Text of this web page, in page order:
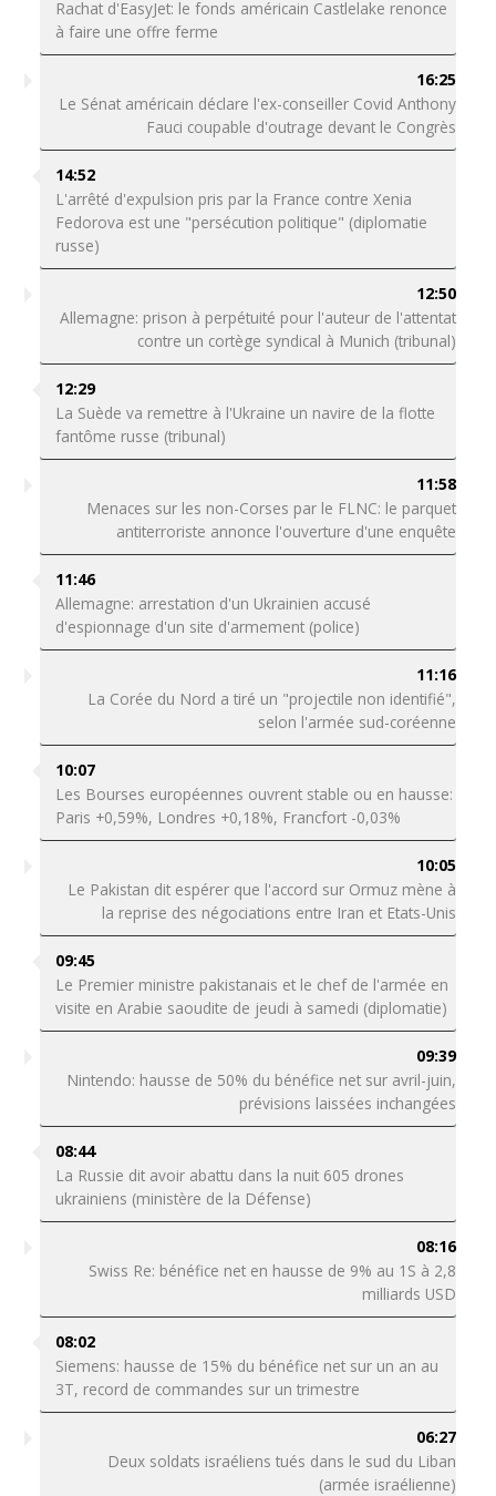
Rachat d'EasyJet: le fonds américain Castlelake renonce
à faire une offre ferme
16:25
Le Sénat américain déclare l'ex-conseiller Covid Anthony
Fauci coupable d'outrage devant le Congrès
14:52
L'arrêté d'expulsion pris par la France contre Xenia
Fedorova est une "persécution politique" (diplomatie
russe)
12:50
Allemagne: prison à perpétuité pour l'auteur de l'attentat
contre un cortège syndical à Munich (tribunal)
12:29
La Suède va remettre à l'Ukraine un navire de la flotte
fantôme russe (tribunal)
11:58
Menaces sur les non-Corses par le FLNC: le parquet
antiterroriste annonce l'ouverture d'une enquête
11:46
Allemagne: arrestation d'un Ukrainien accusé
d'espionnage d'un site d'armement (police)
11:16
La Corée du Nord a tiré un "projectile non identifié",
selon l'armée sud-coréenne
10:07
Les Bourses européennes ouvrent stable ou en hausse:
Paris +0,59%, Londres +0,18%, Francfort -0,03%
10:05
Le Pakistan dit espérer que l'accord sur Ormuz mène à
la reprise des négociations entre Iran et Etats-Unis
09:45
Le Premier ministre pakistanais et le chef de l'armée en
visite en Arabie saoudite de jeudi à samedi (diplomatie)
09:39
Nintendo: hausse de 50% du bénéfice net sur avril-juin,
prévisions laissées inchangées
08:44
La Russie dit avoir abattu dans la nuit 605 drones
ukrainiens (ministère de la Défense)
08:16
Swiss Re: bénéfice net en hausse de 9% au 1S à 2,8
milliards USD
08:02
Siemens: hausse de 15% du bénéfice net sur un an au
3T, record de commandes sur un trimestre
06:27
Deux soldats israéliens tués dans le sud du Liban
(armée israélienne)